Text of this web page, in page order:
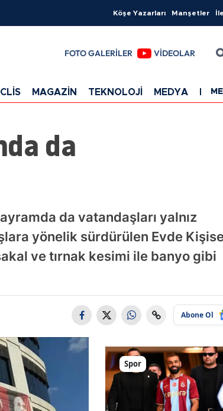
Köşe Yazarları Manşetler
FOTO GALERİLER VİDEOLAR
MAGAZİN TEKNOLOJİ MEDYA
da
da vatandaşları yalnız
yönelik sürdürülen Evde
ve tırnak kesimi ile banyo gibi
Abone Ol
Spor